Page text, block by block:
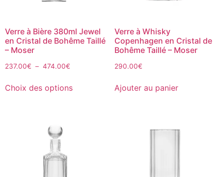
Verre à Bière 380ml Jewel
en Cristal de Bohême Taillé
– Moser
237.00€ – 474.00€
Choix des options
Verre à Whisky
Copenhagen en Cristal de
Bohême Taillé – Moser
290.00€
Ajouter au panier